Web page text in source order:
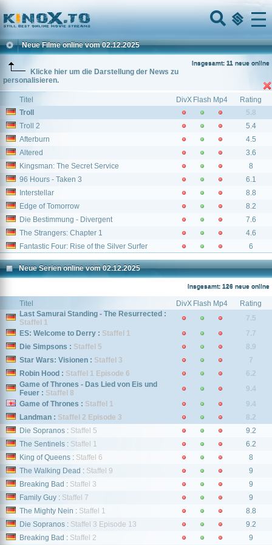
Home
Menu
Neue Filme online vom 02.12.2025
Insgesamt: 11 neue online
Klicke hier um die Darstellung der News zu
personalisieren.
Titel DivX Flash Mp4
Rating
Troll
5.8
Troll 2
5.4
Afterburn
4.5
Altered
3.6
Kingsman: The Secret Service
8
96 Hours - Taken 3
6.1
Interstellar
8.8
Edge of Tomorrow
8.2
Die Bestimmung - Divergent
7.6
The Strangers: Chapter 1
4.6
Fantastic Four: Rise of the Silver Surfer
6
Neue Serien online vom 02.12.2025
Insgesamt: 126 neue online
Titel DivX Flash Mp4
Rating
Last Samurai Standing - The Resurrected :
Staffel 1
7.5
ES: Welcome to Derry : Staffel 1
7.7
Die Simpsons : Staffel 5
8.9
Star Wars: Visionen : Staffel 3
7
Robin Hood : Staffel 1 Episode 6
6.2
Game of Thrones - Das Lied von Eis und
Feuer : Staffel 8
9.4
Game of Thrones : Staffel 1
9.4
Landman : Staffel 2 Episode 3
8.2
Die Sopranos : Staffel 5
9.2
The Sentinels : Staffel 1
6.2
King of Queens : Staffel 6
8
The Walking Dead : Staffel 9
9
Breaking Bad : Staffel 3
9
Family Guy : Staffel 7
9
The Mighty Nein : Staffel 1
8.8
Die Sopranos : Staffel 3 Episode 13
9.2
Breaking Bad : Staffel 2
9